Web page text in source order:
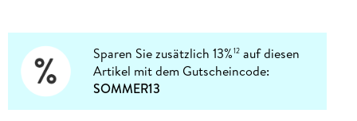
Sparen Sie zusätzlich 13%12 auf diesen
Artikel mit dem Gutscheincode:
SOMMER13